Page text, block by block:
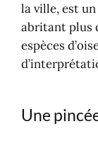
la ville, est
abritant plus
espèces
Une